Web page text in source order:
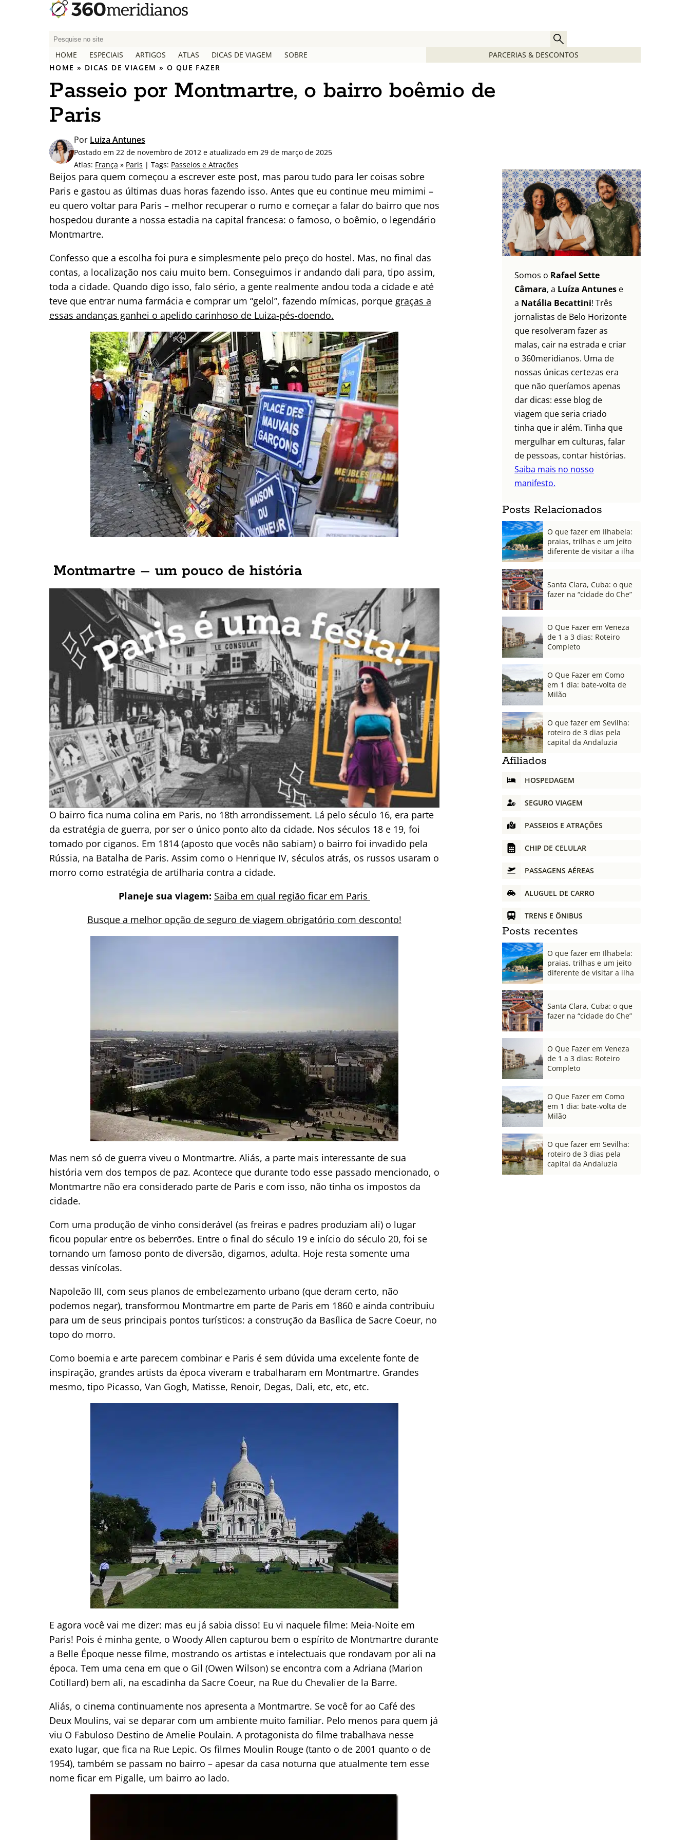
P
q
u
i
s
a
p
o
r
:
HOME ESPECIAIS ARTIGOS ATLAS DICAS DE VIAGEM SOBRE
PARCERIAS & DESCONTOS
HOME » DICAS DE VIAGEM »O QUE FAZER
Passeio por Montmartre, o bairro boêmio de
Paris
Por Luiza Antunes
Postado em 22 de novembro de 2012 e atualizado em 29 de março de 2025
Atlas: França » Paris | Tags: Passeios e Atrações
Beijos para quem começou a escrever este post, mas parou tudo para ler coisas sobre
Paris e gastou as últimas duas horas fazendo isso. Antes que eu continue meu mimimi –
eu quero voltar para Paris – melhor recuperar o rumo e começar a falar do bairro que nos
hospedou durante a nossa estadia na capital francesa: o famoso, o boêmio, o legendário
Montmartre.
Confesso que a escolha foi pura e simplesmente pelo preço do hostel. Mas, no final das
contas, a localização nos caiu muito bem. Conseguimos ir andando dali para, tipo assim,
toda a cidade. Quando digo isso, falo sério, a gente realmente andou toda a cidade e até
teve que entrar numa farmácia e comprar um “gelol”, fazendo mímicas, porque graças a
essas andanças ganhei o apelido carinhoso de Luiza-pés-doendo.
Montmartre – um pouco de história
O bairro fica numa colina em Paris, no 18th arrondissement. Lá pelo século 16, era parte
da estratégia de guerra, por ser o único ponto alto da cidade. Nos séculos 18 e 19, foi
tomado por ciganos. Em 1814 (aposto que vocês não sabiam) o bairro foi invadido pela
Rússia, na Batalha de Paris. Assim como o Henrique IV, séculos atrás, os russos usaram o
morro como estratégia de artilharia contra a cidade.
Planeje sua viagem: Saiba em qual região ficar em Paris
Busque a melhor opção de seguro de viagem obrigatório com desconto!
Mas nem só de guerra viveu o Montmartre. Aliás, a parte mais interessante de sua
história vem dos tempos de paz. Acontece que durante todo esse passado mencionado, o
Montmartre não era considerado parte de Paris e com isso, não tinha os impostos da
cidade.
Com uma produção de vinho considerável (as freiras e padres produziam ali) o lugar
ficou popular entre os beberrões. Entre o final do século 19 e início do século 20, foi se
tornando um famoso ponto de diversão, digamos, adulta. Hoje resta somente uma
dessas vinícolas.
Napoleão III, com seus planos de embelezamento urbano (que deram certo, não
podemos negar), transformou Montmartre em parte de Paris em 1860 e ainda contribuiu
para um de seus principais pontos turísticos: a construção da Basílica de Sacre Coeur, no
topo do morro.
Como boemia e arte parecem combinar e Paris é sem dúvida uma excelente fonte de
inspiração, grandes artists da época viveram e trabalharam em Montmartre. Grandes
mesmo, tipo Picasso, Van Gogh, Matisse, Renoir, Degas, Dali, etc, etc, etc.
E agora você vai me dizer: mas eu já sabia disso! Eu vi naquele filme: Meia-Noite em
Paris! Pois é minha gente, o Woody Allen capturou bem o espírito de Montmartre durante
a Belle Époque nesse filme, mostrando os artistas e intelectuais que rondavam por ali na
época. Tem uma cena em que o Gil (Owen Wilson) se encontra com a Adriana (Marion
Cotillard) bem ali, na escadinha da Sacre Coeur, na Rue du Chevalier de la Barre.
Aliás, o cinema continuamente nos apresenta a Montmartre. Se você for ao Café des
Deux Moulins, vai se deparar com um ambiente muito familiar. Pelo menos para quem já
viu O Fabuloso Destino de Amelie Poulain. A protagonista do filme trabalhava nesse
exato lugar, que fica na Rue Lepic. Os filmes Moulin Rouge (tanto o de 2001 quanto o de
1954), também se passam no bairro – apesar da casa noturna que atualmente tem esse
nome ficar em Pigalle, um bairro ao lado.
Somos o Rafael Sette
Câmara, a Luíza Antunes e
a Natália Becattini! Três
jornalistas de Belo Horizonte
que resolveram fazer as
malas, cair na estrada e criar
o 360meridianos. Uma de
nossas únicas certezas era
que não queríamos apenas
dar dicas: esse blog de
viagem que seria criado
tinha que ir além. Tinha que
mergulhar em culturas, falar
de pessoas, contar histórias.
Saiba mais no nosso
manifesto.
Posts Relacionados
O que fazer em Ilhabela:
praias, trilhas e um jeito
diferente de visitar a ilha
Santa Clara, Cuba: o que
fazer na “cidade do Che”
O Que Fazer em Veneza
de 1 a 3 dias: Roteiro
Completo
O Que Fazer em Como
em 1 dia: bate-volta de
Milão
O que fazer em Sevilha:
roteiro de 3 dias pela
capital da Andaluzia
Afiliados
HOSPEDAGEM
SEGURO VIAGEM
PASSEIOS E ATRAÇÕES
CHIP DE CELULAR
PASSAGENS AÉREAS
ALUGUEL DE CARRO
TRENS E ÔNIBUS
Posts recentes
O que fazer em Ilhabela:
praias, trilhas e um jeito
diferente de visitar a ilha
Santa Clara, Cuba: o que
fazer na “cidade do Che”
O Que Fazer em Veneza
de 1 a 3 dias: Roteiro
Completo
O Que Fazer em Como
em 1 dia: bate-volta de
Milão
O que fazer em Sevilha:
roteiro de 3 dias pela
capital da Andaluzia